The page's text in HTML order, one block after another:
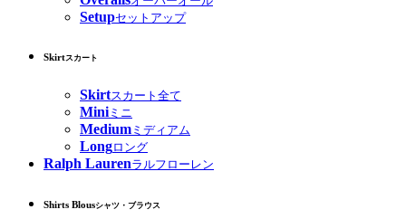
Setupセットアップ
Skirtスカート
Skirtスカート全て
Miniミニ
Medium ミディアム
Longロング
Ralph Laurenラルフローレン
Shirts Blousシャツ・ブラウス